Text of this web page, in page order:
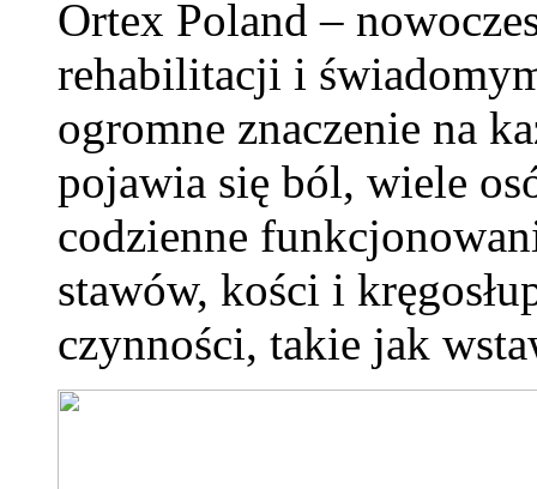
Ortex Poland –
rehabilitacji i
ogromne znaczenie na
pojawia się ból, wiele
codzienne
stawów, kości i
czynności, takie jak